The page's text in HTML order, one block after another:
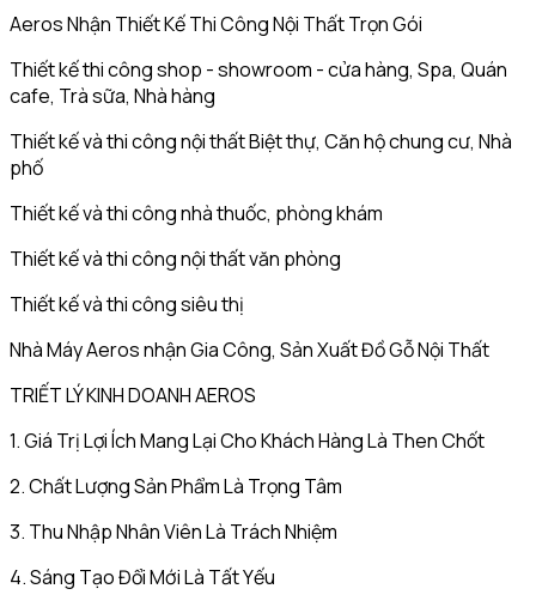
Aeros Nhận Thiết Kế Thi Công Nội Thất Trọn Gói
Thiết kế thi công shop - showroom - cửa hàng, Spa, Quán
cafe, Trà sữa, Nhà hàng
Thiết kế và thi công nội thất Biệt thự, Căn hộ chung cư, Nhà
phố
Thiết kế và thi công nhà thuốc, phòng khám
Thiết kế và thi công nội thất văn phòng
Thiết kế và thi công siêu thị
Nhà Máy Aeros nhận Gia Công, Sản Xuất Đồ Gỗ Nội Thất
TRIẾT LÝ KINH DOANH AEROS
1. Giá Trị Lợi Ích Mang Lại Cho Khách Hàng Là Then Chốt
2. Chất Lượng Sản Phẩm Là Trọng Tâm
3. Thu Nhập Nhân Viên Là Trách Nhiệm
4. Sáng Tạo Đổi Mới Là Tất Yếu